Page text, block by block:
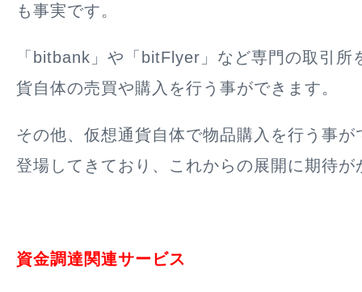
も事実です。
「bitbank」や「bitFlyer」など専門の取引所
貨自体の売買や購入を行う事ができます。
その他、仮想通貨自体で物品購入を行う事が
登場してきており、これからの展開に期待が
資金調達関連サービス